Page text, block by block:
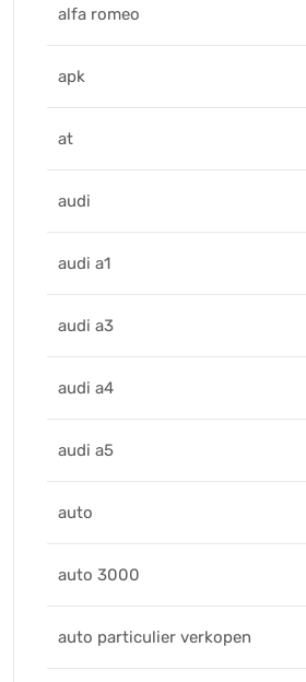
alfa romeo
apk
at
audi
audi a1
audi a3
audi a4
audi a5
auto
auto 3000
auto particulier verkopen